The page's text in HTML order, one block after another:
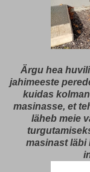
Ärgu hea
jahimeeste
kuidas
masinasse, et
läheb meie
masinast läbi